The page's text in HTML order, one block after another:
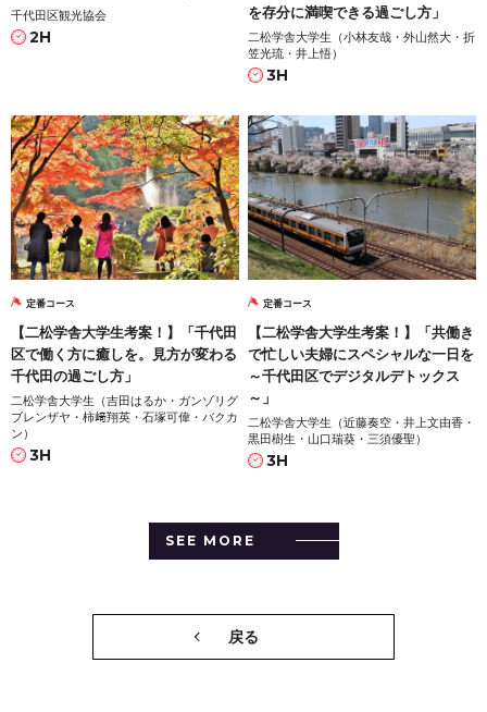
千代田区観光協会
2H
を存分に満喫できる過ごし方」
二松学舎大学生（小林友哉・外山然大・折
笠光琉・井上悟）
3H
定番コース
【二松学舎大学生考案！】「千代田
区で働く方に癒しを。見方が変わる
千代田の過ごし方」
二松学舎大学生（吉田はるか・ガンゾリグ
ブレンザヤ・柿﨑翔英・石塚可偉・バクカ
ン）
3H
定番コース
【二松学舎大学生考案！】「共働き
で忙しい夫婦にスペシャルな一日を
～千代田区でデジタルデトックス
～」
二松学舎大学生（近藤奏空・井上文由香・
黒田樹生・山口瑞葵・三須優聖）
3H
SEE MORE
戻る